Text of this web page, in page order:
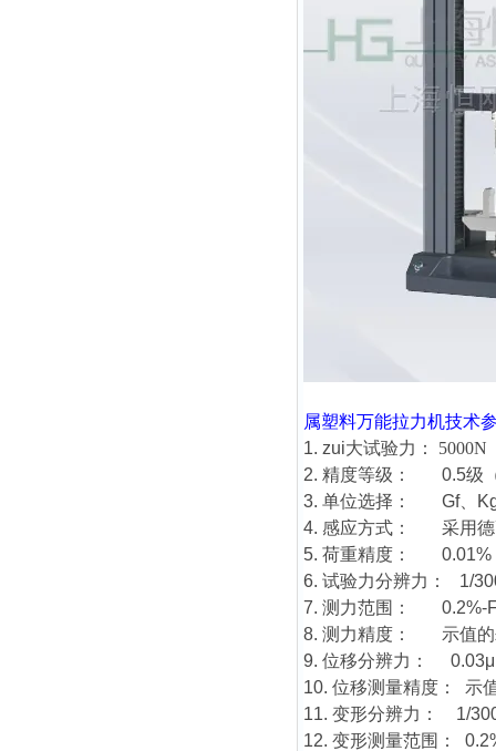
属塑料万能拉力机技术
1. zui大试验力： 5000N
2. 精度等级： 0.5级（
3. 单位选择： Gf、Kgf
4. 感应方式： 采用德
5. 荷重精度： 0.01%
6. 试验力分辨力： 1/
7. 测力范围： 0.2%-
8. 测力精度： 示值的
9. 位移分辨力：
10. 位移测量精度： 示
11. 变形分辨力： 1/
12. 变形测量范围：